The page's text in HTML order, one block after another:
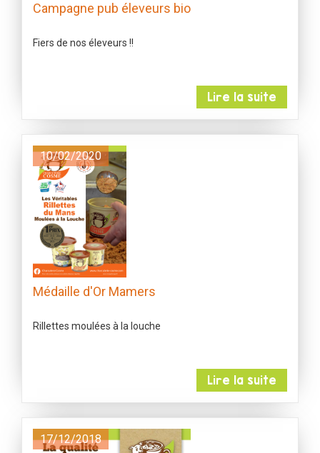
Campagne pub éleveurs bio
Fiers de nos éleveurs !!
Lire la suite
10/02/2020
Médaille d'Or Mamers
Rillettes moulées à la louche
Lire la suite
17/12/2018